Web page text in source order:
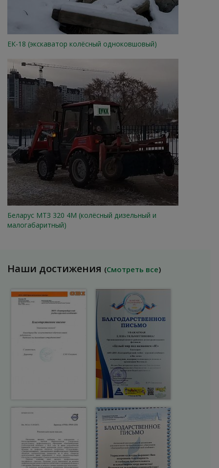
ЕК-18 (экскаватор колёсный одноковшовый)
Беларус МТЗ 320 4М (колёсный дизельный и
малогабаритный)
Наши достижения (Смотреть все)